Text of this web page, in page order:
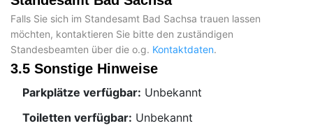
Falls Sie sich im Standesamt Bad Sachsa trauen lassen
möchten, kontaktieren Sie bitte den zuständigen
Standesbeamten über die o.g. Kontaktdaten.
3.5 Sonstige Hinweise
Parkplätze verfügbar: Unbekannt
Toiletten verfügbar: Unbekannt